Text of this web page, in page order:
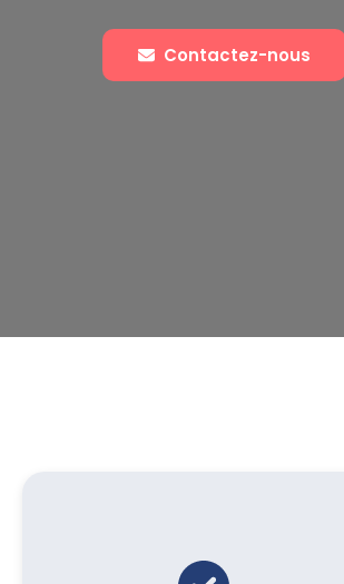
Contactez-nous